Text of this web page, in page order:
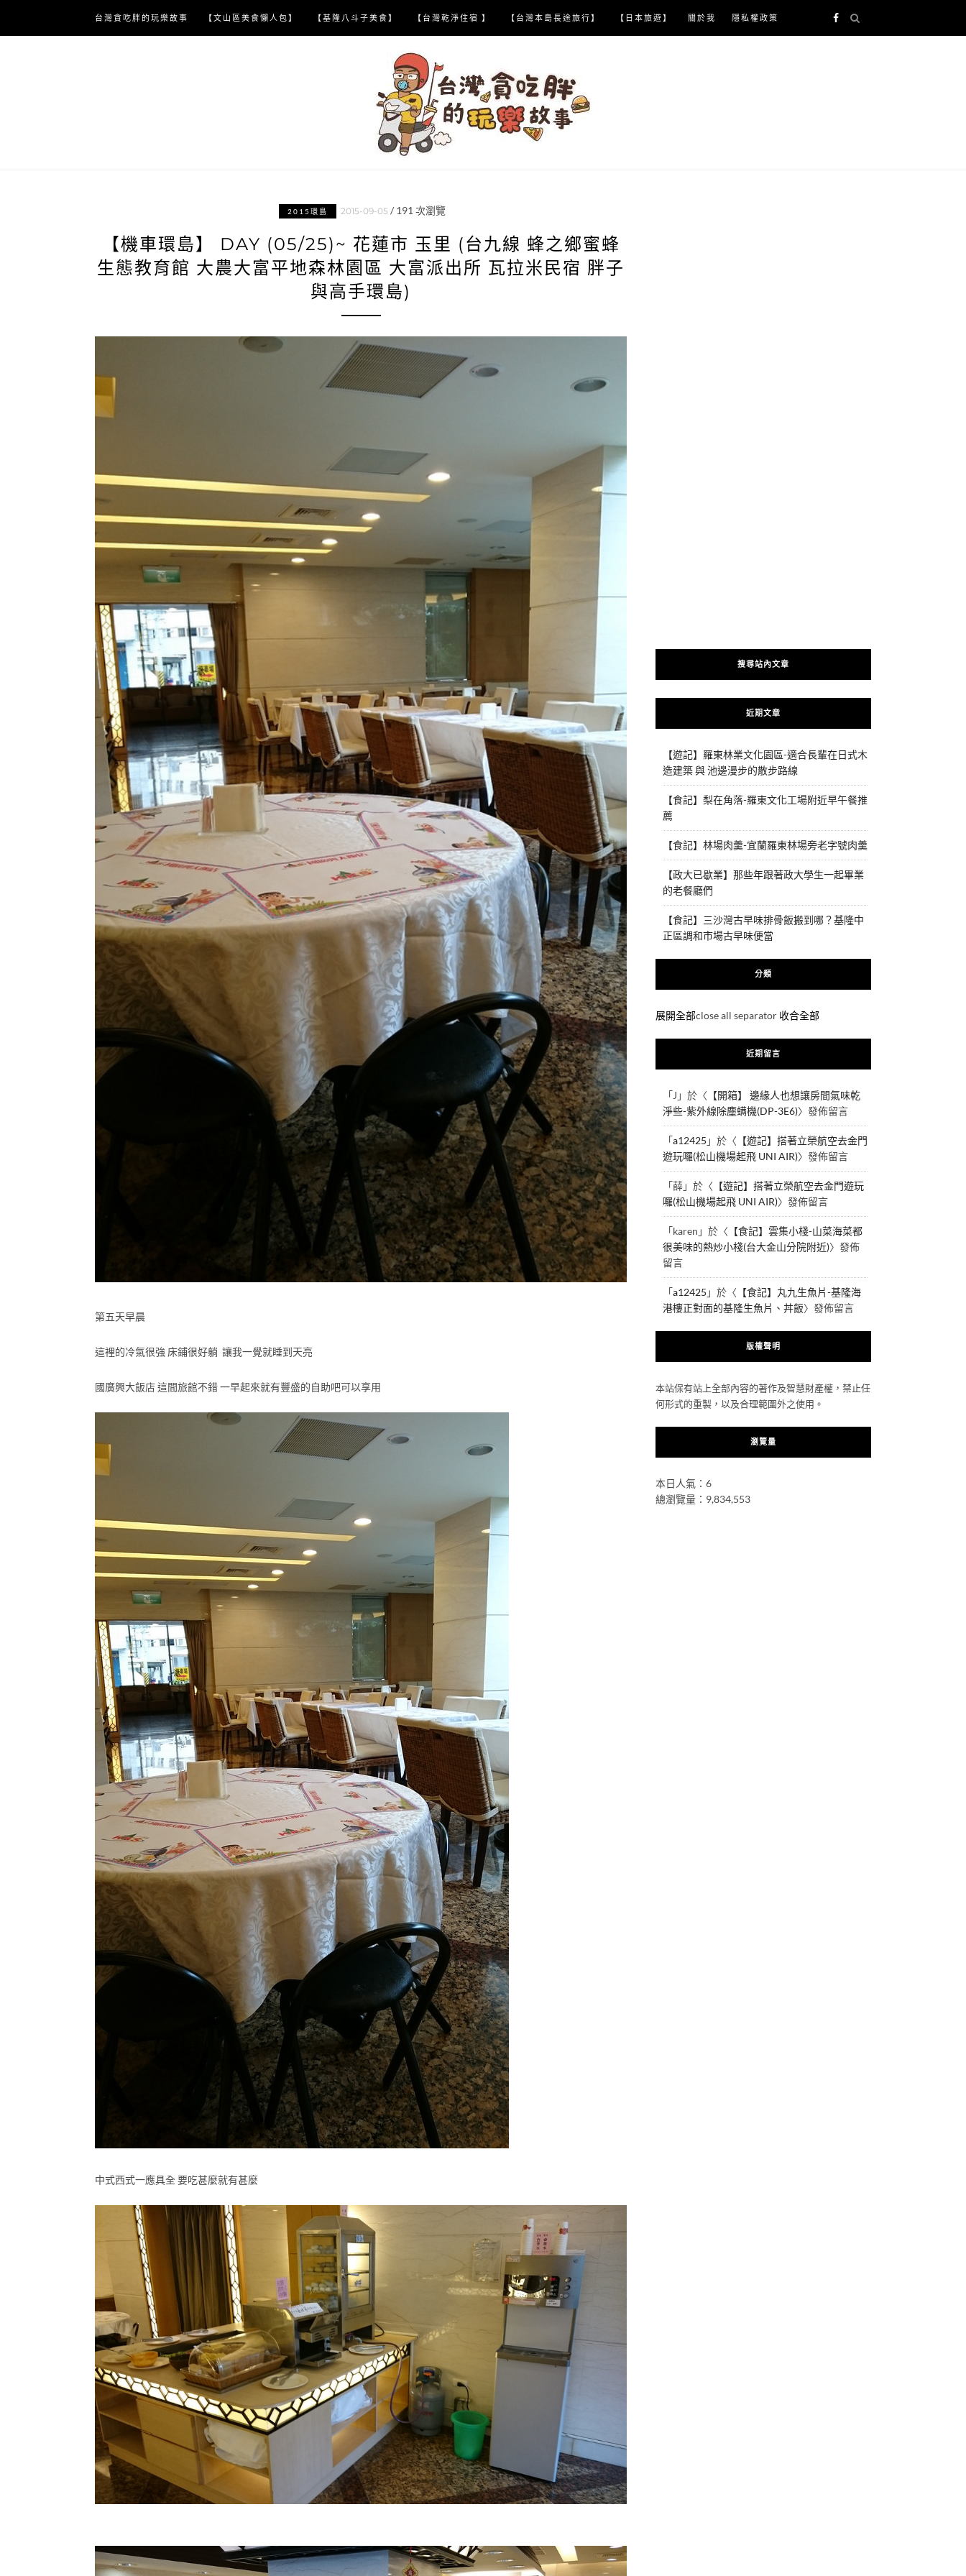
content
台灣貪吃胖的玩樂故事 【文山區美食懶人包】 【基隆八斗子美食】 【台灣乾淨住宿 】 【台灣本島長途旅行】 【日本旅遊】 關於我 隱私權政策
2015環島 2015-09-05 / 191 次瀏覽
【機車環島】 DAY (05/25)~ 花蓮市 玉里 (台九線 蜂之鄉蜜蜂
生態教育館 大農大富平地森林園區 大富派出所 瓦拉米民宿 胖子
與高手環島)
第五天早晨
這裡的冷氣很強 床鋪很好躺 讓我一覺就睡到天亮
國廣興大飯店 這間旅館不錯 一早起來就有豐盛的自助吧可以享用
中式西式一應具全 要吃甚麼就有甚麼
搜尋站內文章
近期文章
【遊記】羅東林業文化園區-適合長輩在日式木
造建築 與 池邊漫步的散步路線
【食記】梨在角落-羅東文化工場附近早午餐推
薦
【食記】林場肉羹-宜蘭羅東林場旁老字號肉羹
【政大已歇業】那些年跟著政大學生一起畢業
的老餐廳們
【食記】三沙灣古早味排骨飯搬到哪？基隆中
正區調和市場古早味便當
分類
展開全部close all separator 收合全部
近期留言
「J 」於〈 【開箱】 邊緣人也想讓房間氣味乾
淨些-紫外線除塵螨機(DP-3E6)〉發佈留言
「a12425 」於〈 【遊記】搭著立榮航空去金門
遊玩囉(松山機場起飛 UNI AIR)〉發佈留言
「薛」於〈 【遊記】搭著立榮航空去金門遊玩
囉(松山機場起飛 UNI AIR)〉發佈留言
「karen 」於〈 【食記】雲集小棧-山菜海菜都
很美味的熱炒小棧(台大金山分院附近)〉發佈
留言
「a12425 」於〈 【食記】丸九生魚片-基隆海
港樓正對面的基隆生魚片、丼飯〉發佈留言
版權聲明
本站保有站上全部內容的著作及智慧財產權，禁止任
何形式的重製，以及合理範圍外之使用。
瀏覽量
本日人氣：6
總瀏覽量：9,834,553